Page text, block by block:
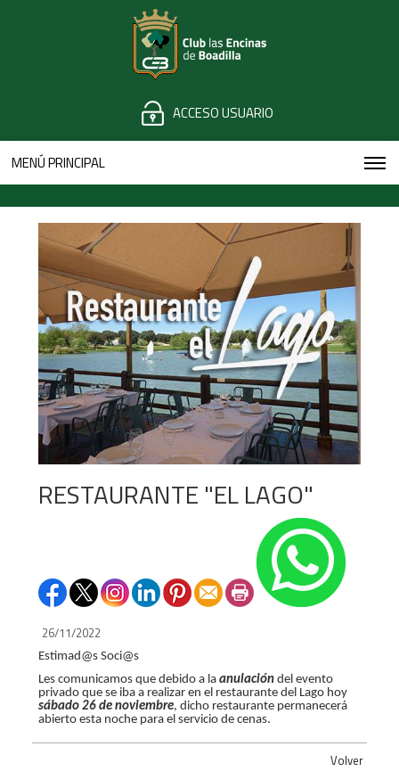
ACCESO USUARIO
MENÚ PRINCIPAL
RESTAURANTE "EL LAGO"
26/11/2022
Estimad@s Soci@s
Les comunicamos que debido a laanulación del evento
privado que se iba a realizar en el restaurante del Lago hoy
sábado 26 de noviembre, dicho restaurante permanecerá
abierto esta noche para el servicio de cenas.
Volver